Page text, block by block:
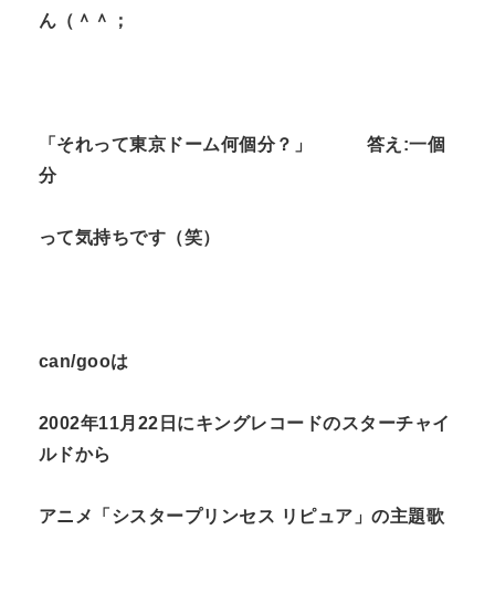
ん（＾＾；
「それって東京ドーム何個分？」 答え :一個
分
って気持ちです（笑）
can/gooは
2002年11月 22 日にキングレコードのスターチャイ
ルドから
アニメ「シスタープリンセス リピュア」の主題歌